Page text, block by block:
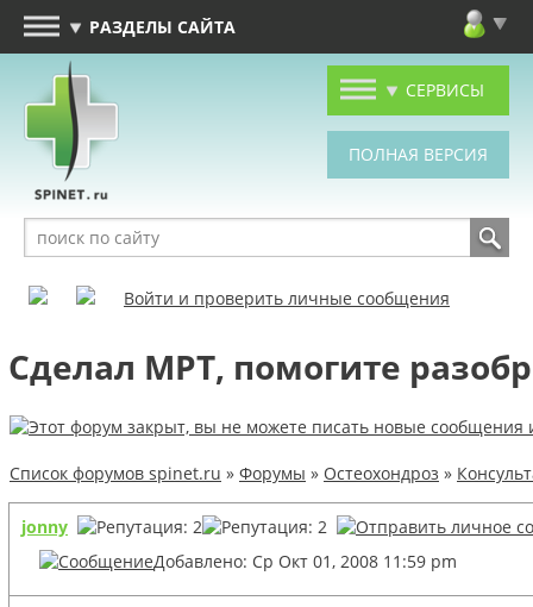
РАЗДЕЛЫ САЙТА
СЕРВИСЫ
Войти и проверить личные сообщения
Сделал МРТ, помогите
Список форумов spinet.ru » Форумы » Остеохондроз »
jonny
Добавлено: Ср Окт 01, 2008 11:59 pm